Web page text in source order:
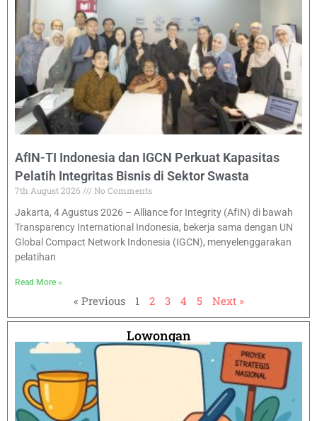
AfIN-TI Indonesia dan IGCN Perkuat Kapasitas
Pelatih Integritas Bisnis di Sektor Swasta
7th August 2026
No Comments
Jakarta, 4 Agustus 2026 – Alliance for Integrity (AfIN) di bawah
Transparency International Indonesia, bekerja sama dengan UN
Global Compact Network Indonesia (IGCN), menyelenggarakan
pelatihan
Read More »
« Previous 1 2 3 4 5 Next »
Lowongan